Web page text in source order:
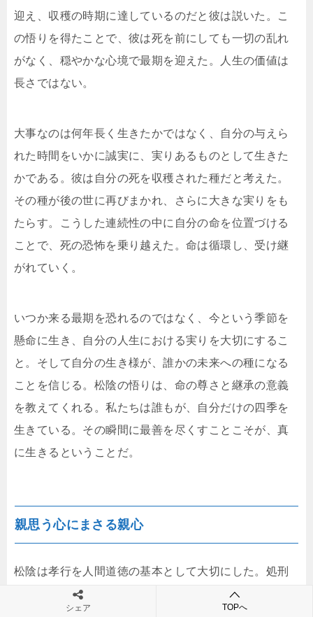
迎え、収穫の時期に達しているのだと彼は説いた。こ
の悟りを得たことで、彼は死を前にしても一切の乱れ
がなく、穏やかな心境で最期を迎えた。人生の価値は
長さではない。
大事なのは何年長く生きたかではなく、自分の与えら
れた時間をいかに誠実に、実りあるものとして生きた
かである。彼は自分の死を収穫された種だと考えた。
その種が後の世に再びまかれ、さらに大きな実りをも
たらす。こうした連続性の中に自分の命を位置づける
ことで、死の恐怖を乗り越えた。命は循環し、受け継
がれていく。
いつか来る最期を恐れるのではなく、今という季節を
懸命に生き、自分の人生における実りを大切にするこ
と。そして自分の生き様が、誰かの未来への種になる
ことを信じる。松陰の悟りは、命の尊さと継承の意義
を教えてくれる。私たちは誰もが、自分だけの四季を
生きている。その瞬間に最善を尽くすことこそが、真
に生きるということだ。
親思う心にまさる親心
松陰は孝行を人間道徳の基本として大切にした。処刑
の直前、彼は故郷の父母に宛てた手紙の中で、親思う
シェア TOPへ